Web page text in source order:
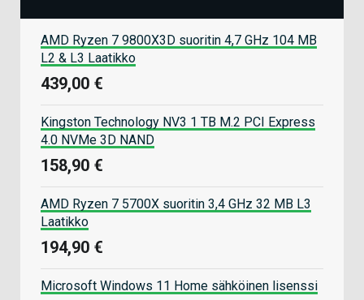
AMD Ryzen 7 9800X3D suoritin 4,7 GHz 104 MB
L2 & L3 Laatikko
439,00 €
Kingston Technology NV3 1 TB M.2 PCI Express
4.0 NVMe 3D NAND
158,90 €
AMD Ryzen 7 5700X suoritin 3,4 GHz 32 MB L3
Laatikko
194,90 €
Microsoft Windows 11 Home sähköinen lisenssi